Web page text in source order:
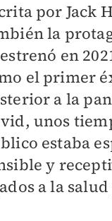
por Jack
la
en
el primer
a la
unos
estaba
y
a la